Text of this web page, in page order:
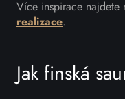
Více inspirace najdete
realizace.
Jak finská